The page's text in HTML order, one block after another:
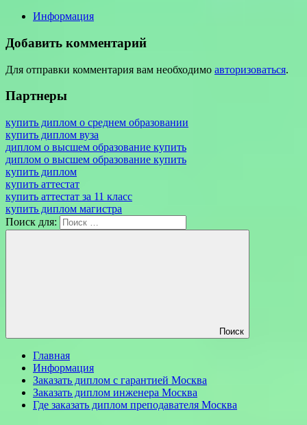
Информация
Добавить комментарий
Для отправки комментария вам необходимо авторизоваться.
Партнеры
купить диплом о среднем образовании
купить диплом вуза
диплом о высшем образование купить
диплом о высшем образование купить
купить диплом
купить аттестат
купить аттестат за 11 класс
купить диплом магистра
Поиск для:
Поиск
Главная
Информация
Заказать диплом с гарантией Москва
Заказать диплом инженера Москва
Где заказать диплом преподавателя Москва